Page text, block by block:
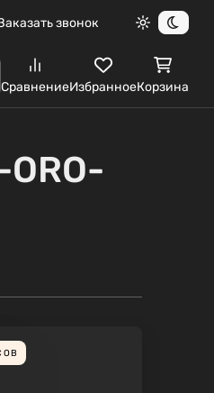
звонок
Светлая
СравнениеИзбранноеКорзина